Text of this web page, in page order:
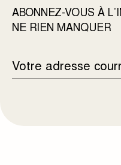
ABONNEZ-VOUS À
NE RIEN MANQUER
ADRESSE
COURRIEL